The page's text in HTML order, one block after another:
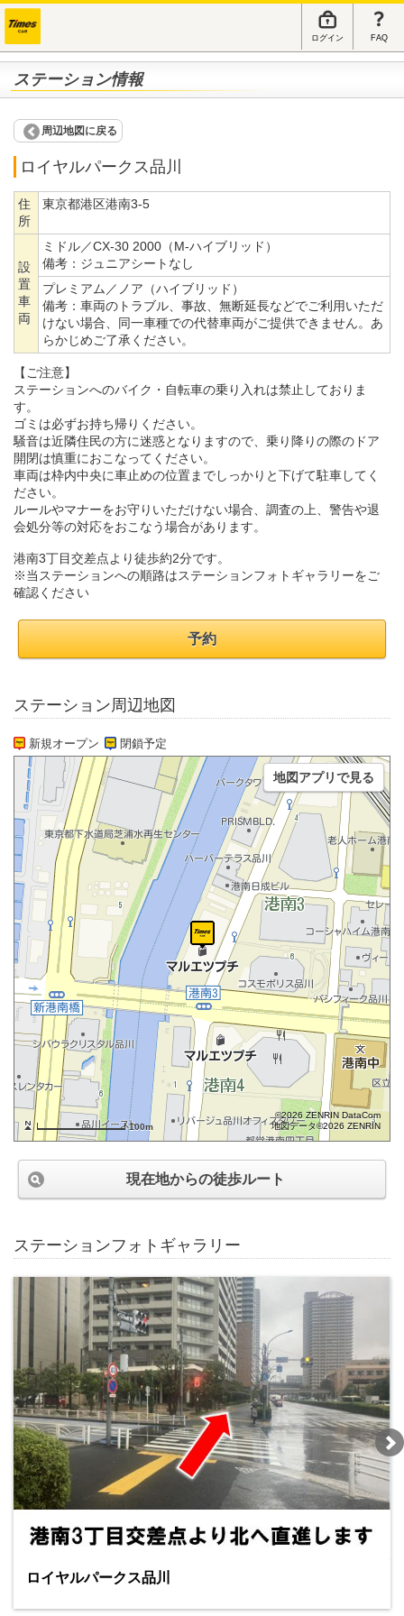
ログイン FAQ
ステーション情報
周辺地図に戻る
ロイヤルパークス品川
住
所
東京都港区港南3-5
設
置
車
両
ミドル／CX-30 2000（M-ハイブリッド）
備考： ジュニアシートなし
プレミアム／ノア（ハイブリッド）
備考： 車両のトラブル、事故、無断延長などでご利用いただ
けない場合、同一車種での代替車両がご提供できません。あ
らかじめご了承ください。
【ご注意】
ステーションへのバイク・自転車の乗り入れは禁止しておりま
す。
ゴミは必ずお持ち帰りください。
騒音は近隣住民の方に迷惑となりますので、乗り降りの際のドア
開閉は慎重におこなってください。
車両は枠内中央に車止めの位置までしっかりと下げて駐車してく
ださい。
ルールやマナーをお守りいただけない場合、調査の上、警告や退
会処分等の対応をおこなう場合があります。
港南3丁目交差点より徒歩約2分です。
※当ステーションへの順路はステーションフォトギャラリーをご
確認ください
予約
ステーション周辺地図
新規オープン 閉鎖予定
100m
©2026 ZENRIN DataCom
地図データ©2026 ZENRIN
地図アプリで見る
現在地からの徒歩ルート
ステーションフォトギャラリー
ロイヤルパークス品川